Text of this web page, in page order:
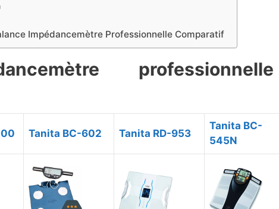
Impédancemètre Professionnelle Comparatif
professionnelle
​Tanita BC-602 ​Tanita RD-953
​Tanita BC-
545N